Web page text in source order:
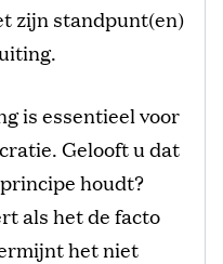
zijn standpunt(en)
is essentieel voor
Gelooft u dat
houdt?
als het de facto
het niet